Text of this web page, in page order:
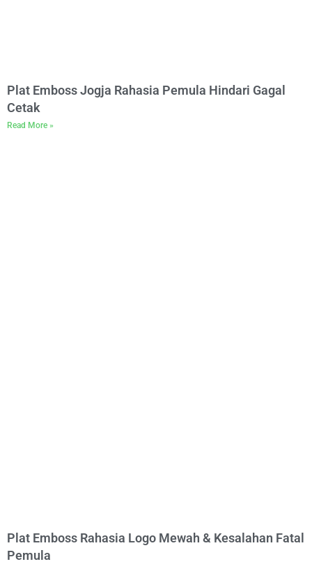
Plat Emboss Jogja Rahasia Pemula Hindari Gagal
Cetak
Read More »
Plat Emboss Rahasia Logo Mewah & Kesalahan Fatal
Pemula